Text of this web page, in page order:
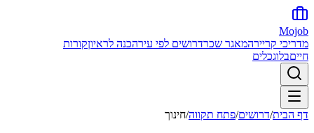
Mojob
מדריכי קריירהמאגר שכרדרושים לפי עירהכנה לראיוןקורות
חייםבלוגכלים
דף הבית/דרושים/פתח תקווה/חינוך